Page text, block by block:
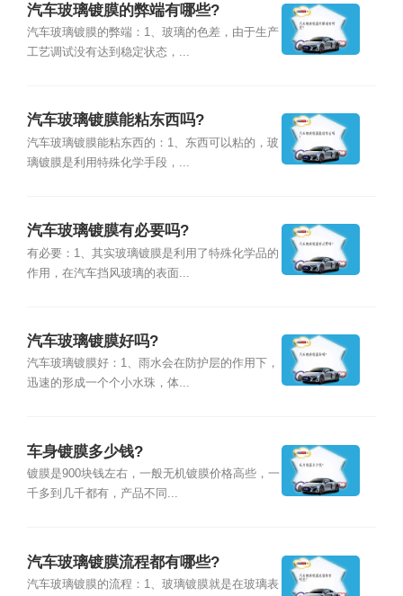
汽车玻璃镀膜的弊端有哪些?
汽车玻璃镀膜的弊端：1、玻璃的色差，由于生产
工艺调试没有达到稳定状态，...
汽车玻璃镀膜能粘东西吗?
汽车玻璃镀膜能粘东西的：1、东西可以粘的，玻
璃镀膜是利用特殊化学手段，...
汽车玻璃镀膜有必要吗?
有必要：1、其实玻璃镀膜是利用了特殊化学品的
作用，在汽车挡风玻璃的表面...
汽车玻璃镀膜好吗?
汽车玻璃镀膜好：1、雨水会在防护层的作用下，
迅速的形成一个个小水珠，体...
车身镀膜多少钱?
镀膜是900块钱左右，一般无机镀膜价格高些，一
千多到几千都有，产品不同...
汽车玻璃镀膜流程都有哪些?
汽车玻璃镀膜的流程：1、玻璃镀膜就是在玻璃表